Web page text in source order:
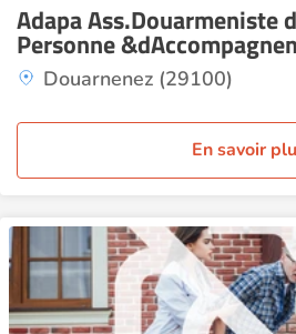
Adapa Ass.Douarmeniste
Personne
Douarnenez (29100)
En savoir